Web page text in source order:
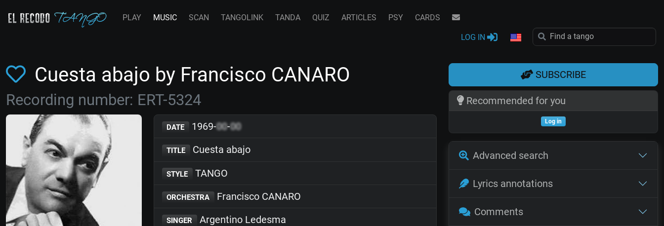
PLAY MUSIC SCAN TANGOLINK TANDA QUIZ ARTICLES PSY CARDS
LOG IN
Cuesta abajo by Francisco CANARO
Recording number: ERT-5324
DATE 1969-00-00
TITLE Cuesta abajo
STYLE TANGO
ORCHESTRA Francisco CANARO
SINGER Argentino Ledesma
SUBSCRIBE
Recommended for you
Log in
Advanced search
Lyrics annotations
Comments